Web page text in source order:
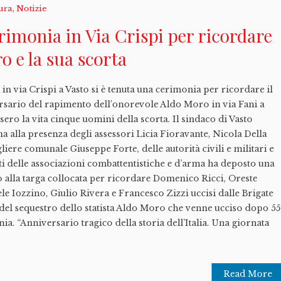
,Notizie
in Via Crispi per ricordare
e la sua scorta
in via Crispi a Vasto si è tenuta una cerimonia per ricordare il
del rapimento dell’onorevole Aldo Moro in via Fani a
la vita cinque uomini della scorta. Il sindaco di Vasto
alla presenza degli assessori Licia Fioravante, Nicola Della
comunale Giuseppe Forte, delle autorità civili e militari e
delle associazioni combattentistiche e d’arma ha deposto una
targa collocata per ricordare Domenico Ricci, Oreste
Iozzino, Giulio Rivera e Francesco Zizzi uccisi dalle Brigate
sequestro dello statista Aldo Moro che venne ucciso dopo 55
“Anniversario tragico della storia dell’Italia. Una giornata
Read More